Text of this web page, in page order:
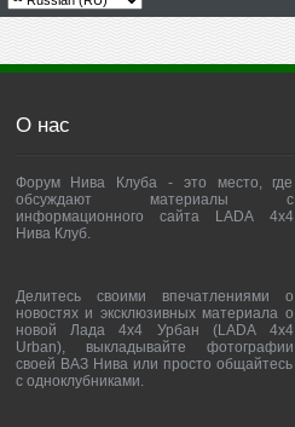
О нас
Форум Нива Клуба - это место, где
обсуждают материалы с
информационного сайта LADA 4x4
Нива Клуб.
Делитесь своими впечатлениями о
новостях и эксклюзивных материала о
новой Лада 4х4 Урбан (LADA 4x4
Urban), выкладывайте фотографии
своей ВАЗ Нива или просто общайтесь
с одноклубниками.